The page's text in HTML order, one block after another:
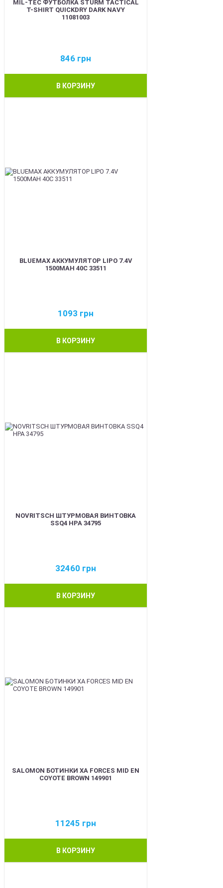
MIL-TEC ФУТБОЛКА STURM TACTICAL
T-SHIRT QUICKDRY DARK NAVY
11081003
846 грн
В КОРЗИНУ
BLUEMAX АККУМУЛЯТОР LIPO 7.4V
1500MAH 40C 33511
1093 грн
В КОРЗИНУ
NOVRITSCH ШТУРМОВАЯ ВИНТОВКА
SSQ4 HPA 34795
32460 грн
В КОРЗИНУ
SALOMON БОТИНКИ XA FORCES MID EN
COYOTE BROWN 149901
11245 грн
В КОРЗИНУ